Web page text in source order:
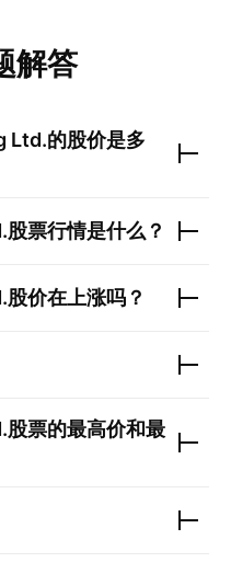
解答
Ltd.的股价是多
股票行情是什么？
股价在上涨吗？
股票的最高价和最